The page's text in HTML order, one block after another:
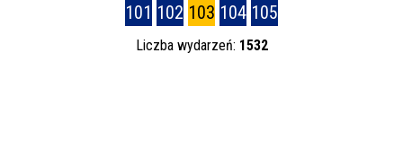
101 102 103 104 105
Liczba wydarzeń: 1532